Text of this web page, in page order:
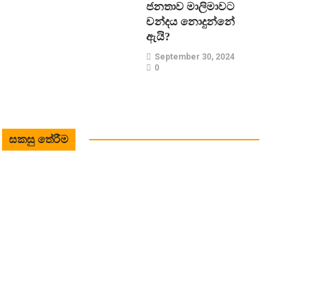
ජනතාව මාලිමාවට
චන්දය නොදුන්නේ
ඇයි?
September 30, 2024
0
සකසු තේරීම